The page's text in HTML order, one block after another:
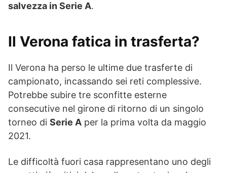
salvezza in Serie A.
Il Verona fatica in trasferta?
Il Verona ha perso le ultime due trasferte di
campionato, incassando sei reti complessive.
Potrebbe subire tre sconfitte esterne
consecutive nel girone di ritorno di un singolo
torneo di Serie A per la prima volta da maggio
2021.
Le difficoltà fuori casa rappresentano uno degli